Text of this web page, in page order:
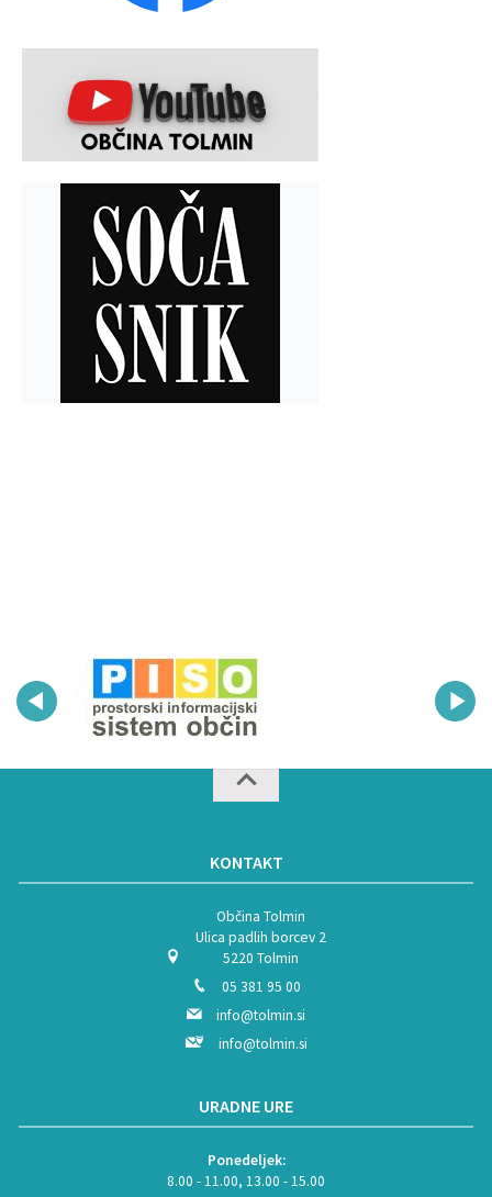
KONTAKT
Občina Tolmin
Ulica padlih borcev 2
5220 Tolmin
05 381 95 00
info@tolmin.si
info@tolmin.si
URADNE URE
Ponedeljek:
8.00 - 11.00, 13.00 - 15.00